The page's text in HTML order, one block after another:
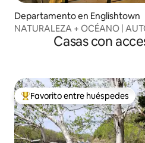
Departamento en Englishtown
NATURALEZA + OCÉANO |
águila calvaCasas con
De los mejores en Favorito
Favorito entre huéspedes